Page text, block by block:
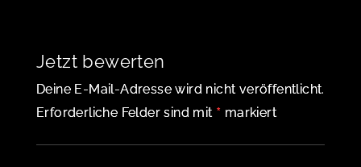
Jetzt bewerten
Deine E-Mail-Adresse wird nicht veröffentlicht.
Erforderliche Felder sind mit * markiert